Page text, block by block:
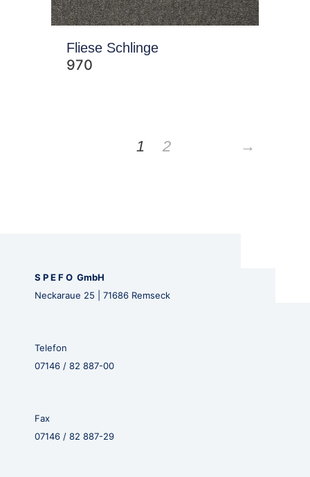
Fliese Schlinge
970
1 2 →
S P E F O GmbH
Neckaraue 25 | 71686 Remseck
Telefon
07146 / 82 887-00
Fax
07146 / 82 887-29